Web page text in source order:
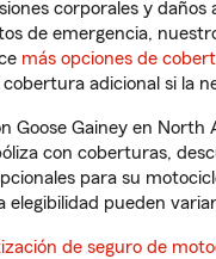
corporales y daños
de emergencia,
más opciones de
adicional si la
Goose Gainey en North
con coberturas,
para su
elegibilidad pueden
de seguro de